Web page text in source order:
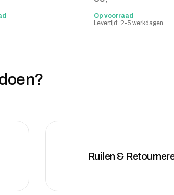
Op voorraad
Levertijd: 2-5 werkdagen
Ruilen &